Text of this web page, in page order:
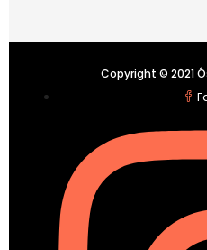
Copyright © 2021